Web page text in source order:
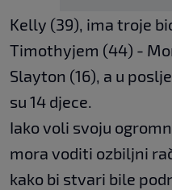
Kelly (39), ima troje
Timothyjem (44) -
Slayton (16), a u
su 14 djece.
Iako voli svoju
mora voditi ozbiljni
kako bi stvari bile